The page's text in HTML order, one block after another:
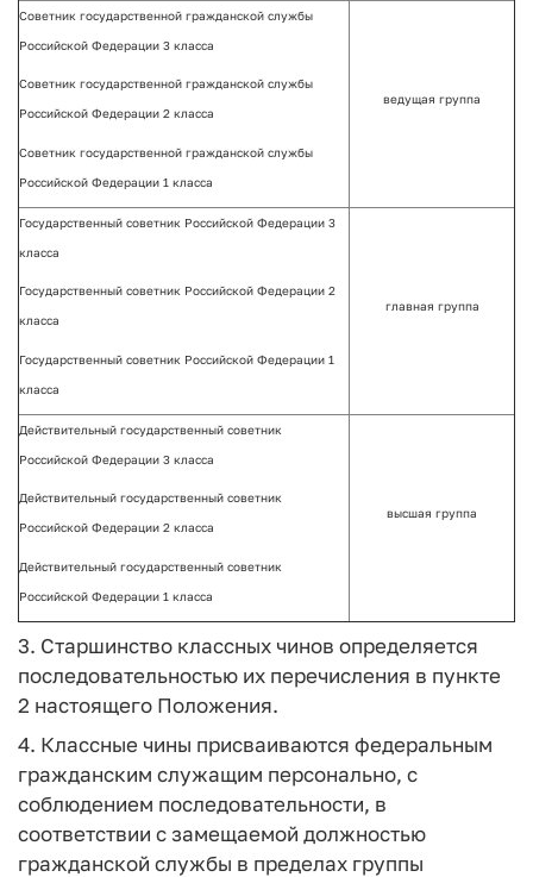
Советник государственной гражданской службы
Российской Федерации 3 класса
Советник государственной гражданской службы
Российской Федерации 2 класса
Советник государственной гражданской службы
Российской Федерации 1 класса
ведущая группа
Государственный советник Российской Федерации 3
класса
Государственный советник Российской Федерации 2
класса
Государственный советник Российской Федерации 1
класса
главная группа
Действительный государственный советник
Российской Федерации 3 класса
Действительный государственный советник
Российской Федерации 2 класса
Действительный государственный советник
Российской Федерации 1 класса
высшая группа
3. Старшинство классных чинов определяется
последовательностью их перечисления в пункте
2 настоящего Положения.
4. Классные чины присваиваются федеральным
гражданским служащим персонально, с
соблюдением последовательности, в
соответствии с замещаемой должностью
гражданской службы в пределах группы